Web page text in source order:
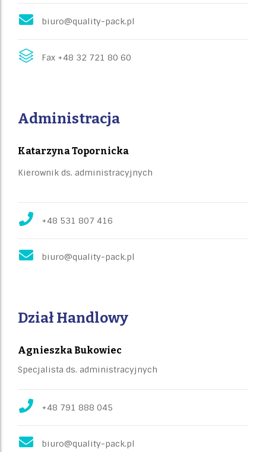
biuro@quality-pack.pl
Fax +48 32 721 80 60
Administracja
Katarzyna Topornicka
Kierownik ds. administracyjnych
+48 531 807 416
biuro@quality-pack.pl
Dział Handlowy
Agnieszka Bukowiec
Specjalista ds. administracyjnych
+48 791 888 045
biuro@quality-pack.pl